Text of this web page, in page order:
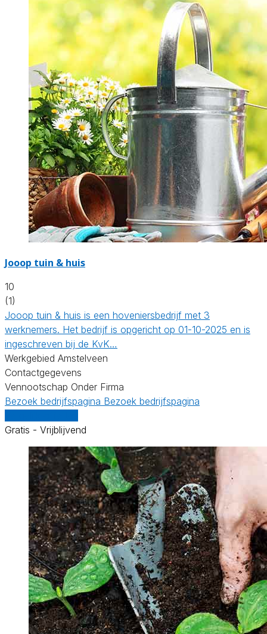
Jooop tuin & huis
10
(1)
Jooop tuin & huis is een hoveniersbedrijf met 3
werknemers. Het bedrijf is opgericht op 01-10-2025 en is
ingeschreven bij de KvK…
Werkgebied Amstelveen
Contactgegevens
Vennootschap Onder Firma
Bezoek bedrijfspagina Bezoek bedrijfspagina
Gratis - Vrijblijvend